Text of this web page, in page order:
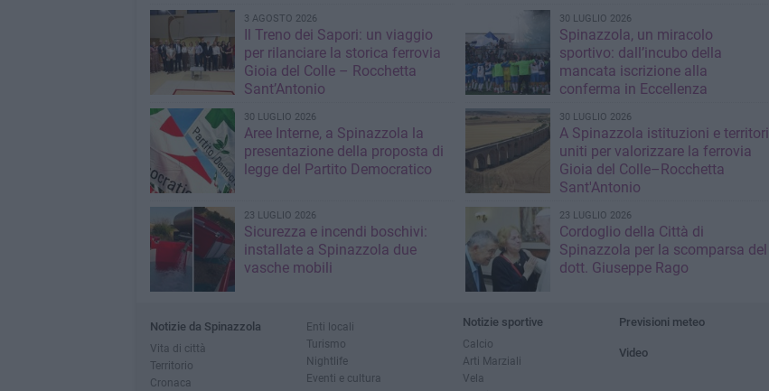
3 AGOSTO 2026
Il Treno dei Sapori: un viaggio
per rilanciare la storica ferrovia
Gioia del Colle – Rocchetta
Sant’Antonio
30 LUGLIO 2026
Spinazzola, un miracolo
sportivo: dall’incubo della
mancata iscrizione alla
conferma in Eccellenza
30 LUGLIO 2026
Aree Interne, a Spinazzola la
presentazione della proposta di
legge del Partito Democratico
30 LUGLIO 2026
A Spinazzola istituzioni e territori
uniti per valorizzare la ferrovia
Gioia del Colle–Rocchetta
Sant'Antonio
23 LUGLIO 2026
Sicurezza e incendi boschivi:
installate a Spinazzola due
vasche mobili
23 LUGLIO 2026
Cordoglio della Città di
Spinazzola per la scomparsa del
dott. Giuseppe Rago
Notizie da Spinazzola
Vita di città
Territorio
Cronaca
Enti locali
Turismo
Nightlife
Eventi e cultura
Notizie sportive
Calcio
Arti Marziali
Vela
Previsioni meteo
Video